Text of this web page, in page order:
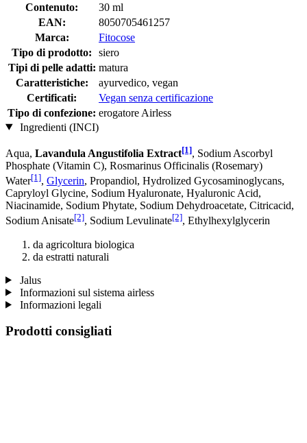
Contenuto:
30 ml
EAN:
8050705461257
Marca:
Fitocose
Tipo di prodotto:
siero
Tipi di pelle adatti: matura
Caratteristiche:
ayurvedico, vegan
Certificati:
Vegan senza certificazione
Tipo di confezione: erogatore Airless
Ingredienti (INCI)
Aqua, Lavandula Angustifolia Extract[1], Sodium Ascorbyl
Phosphate (Vitamin C), Rosmarinus Officinalis (Rosemary)
Water[1], Glycerin, Propandiol, Hydrolized Gycosaminoglycans,
Capryloyl Glycine, Sodium Hyaluronate, Hyaluronic Acid,
Niacinamide, Sodium Phytate, Sodium Dehydroacetate, Citricacid,
Sodium Anisate[2], Sodium Levulinate[2], Ethylhexylglycerin
da agricoltura biologica
da estratti naturali
Jalus
Informazioni sul sistema airless
Informazioni legali
Prodotti consigliati